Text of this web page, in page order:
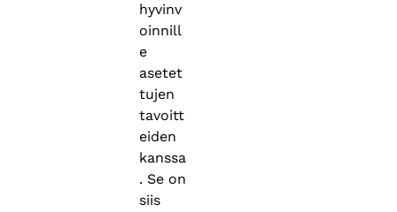
hyvinv
oinnill
e
asetet
tujen
tavoitt
eiden
kanssa
. Se on
siis